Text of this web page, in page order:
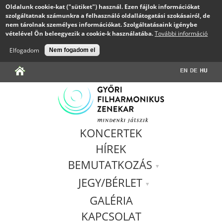
Oldalunk cookie-kat ("sütiket") használ. Ezen fájlok információkat
szolgáltatnak számunkra a felhasználó oldallátogatási szokásairól, de
nem tárolnak személyes információkat. Szolgáltatásaink igénybe
vételével Ön beleegyezik a cookie-k használatába.További információ
Elfogadom
Nem fogadom el
KONCERTEK
HÍREK
BEMUTATKOZÁS
JEGY/BÉRLET
GALÉRIA
KAPCSOLAT